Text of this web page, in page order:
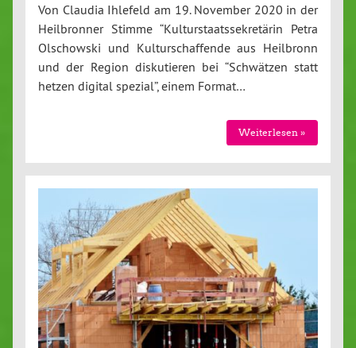
Von Claudia Ihlefeld am 19. November 2020 in der
Heilbronner Stimme “Kulturstaatssekretärin Petra
Olschowski und Kulturschaffende aus Heilbronn
und der Region diskutieren bei “Schwätzen statt
hetzen digital spezial”, einem Format…
Weiterlesen »